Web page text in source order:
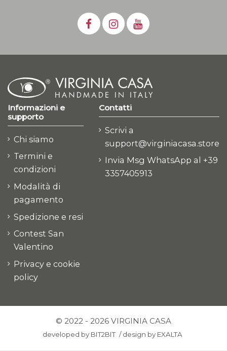
Informazioni e
supporto
Chi siamo
Termini e
condizioni
Modalità di
pagamento
Spedizione e resi
Contest San
Valentino
Privacy e cookie
policy
Contatti
Scrivi a
support@virginiacasa.store
Invia Msg WhatsApp al +39
3357405913
© 2022 - 2026 VIRGINIA CASA
developed by BIT2BIT /design by EXALTA